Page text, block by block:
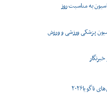
به مناسبت روز
پزشکی ورزشی و ورزش